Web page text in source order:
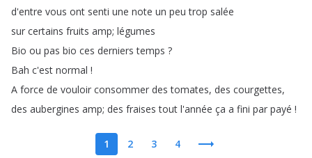
d'entre vous ont senti une note un peu trop salée
sur certains fruits amp; légumes
Bio ou pas bio ces derniers temps ?
Bah c'est normal !
A force de vouloir consommer des tomates, des courgettes,
des aubergines amp; des fraises tout l'année ça a fini par payé !
1 2 3 4